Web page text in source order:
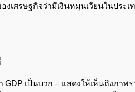
งเศรษฐกิจว่ามีเงินหมุนเวียนในประเ
GDP เป็นบวก – เเสดงให้เห็นถึงภา